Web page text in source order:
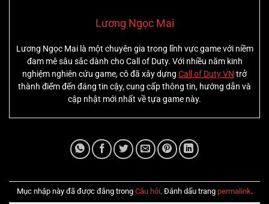
Lương Ngọc Mai
Lương Ngọc Mai là một chuyên gia trong lĩnh vực game với niềm
đam mê sâu sắc dành cho Call of Duty. Với nhiều năm kinh
nghiệm nghiên cứu game, cô đã xây dựng Call of Duty VN trở
thành điểm đến đáng tin cậy, cung cấp thông tin, hướng dẫn và
cập nhật mới nhất về tựa game này.
Mục nhập này đã được đăng trong Câu hỏi. Đánh dấu trang permalink.